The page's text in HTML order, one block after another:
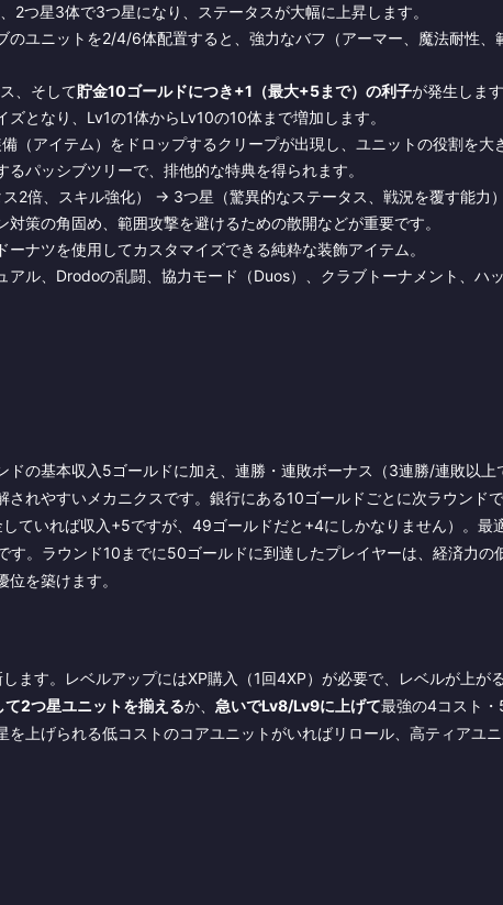
つ星3体で3つ星になり、ステータスが大幅に上昇します。
ユニットを2/4/6体配置すると、強力なバフ（アーマー、魔法耐性、
、そして貯金10ゴールドにつき+1（最大+5まで）の利子が発生します
となり、Lv1の1体からLv10の10体まで増加します。
（アイテム）をドロップするクリープが出現し、ユニットの役割を大
パッシブツリーで、排他的な特典を得られます。
倍、スキル強化） → 3つ星（驚異的なステータス、戦況を覆す能力）
策の角固め、範囲攻撃を避けるための散開などが重要です。
ナツを使用してカスタマイズできる純粋な装飾アイテム。
ル、Drodoの乱闘、協力モード（Duos）、クラブトーナメント、ハ
の基本収入5ゴールドに加え、連勝・連敗ボーナス（3連勝/連敗以上
れやすいメカニクスです。銀行にある10ゴールドごとに次ラウンド
ていれば収入+5ですが、49ゴールドだと+4にしかなりません）。最
す。ラウンド10までに50ゴールドに到達したプレイヤーは、経済力の
を築けます。
ます。レベルアップにはXP購入（1回4XP）が必要で、レベルが上が
2つ星ユニットを揃えるか、 急いでLv8/Lv9に上げて最強の4コスト
上げられる低コストのコアユニットがいればリロール、高ティアユ